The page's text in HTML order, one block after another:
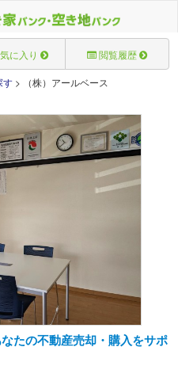
に入り 閲覧履歴
す > （株）アールベース
たの不動産売却・購入をサポ